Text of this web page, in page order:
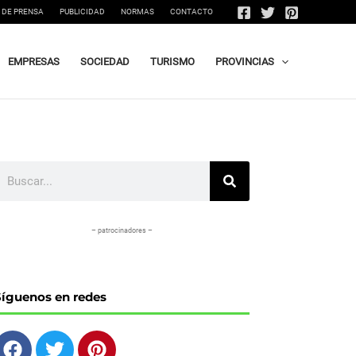
PRENSA PUBLICIDAD NORMAS CONTACTO
EMPRESAS SOCIEDAD TURISMO PROVINCIAS
– patrocinadores –
en redes
F
T
P